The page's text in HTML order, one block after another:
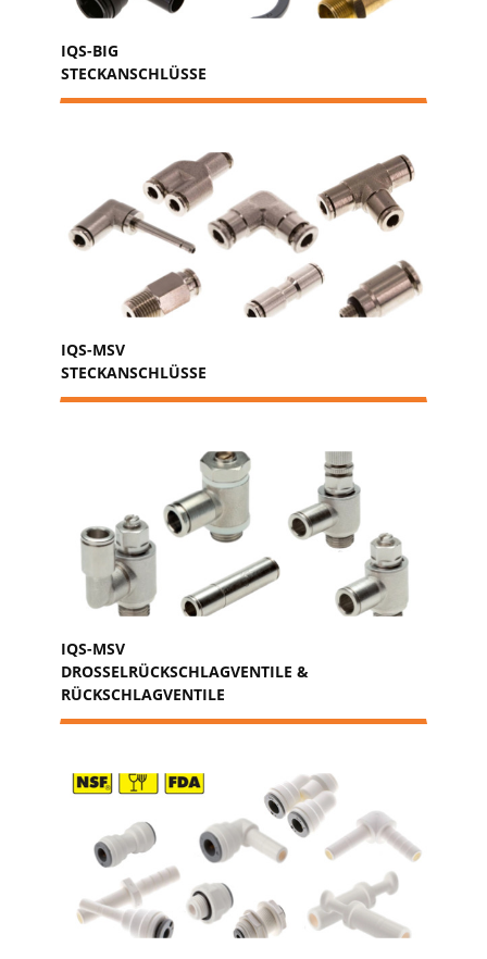
IQS-BIG
STECKANSCHLÜSSE
IQS-MSV
STECKANSCHLÜSSE
IQS-MSV
DROSSELRÜCKSCHLAGVENTILE &
RÜCKSCHLAGVENTILE